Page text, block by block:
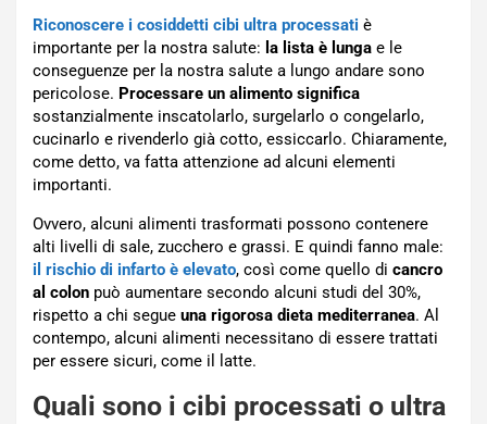
Riconoscere i cosiddetti cibi ultra processati è
importante per la nostra salute: la lista è lunga e le
conseguenze per la nostra salute a lungo andare sono
pericolose. Processare un alimento significa
sostanzialmente inscatolarlo, surgelarlo o congelarlo,
cucinarlo e rivenderlo già cotto, essiccarlo. Chiaramente,
come detto, va fatta attenzione ad alcuni elementi
importanti.
Ovvero, alcuni alimenti trasformati possono contenere
alti livelli di sale, zucchero e grassi. E quindi fanno male:
il rischio di infarto è elevato, così come quello di cancro
al colon può aumentare secondo alcuni studi del 30%,
rispetto a chi segue una rigorosa dieta mediterranea. Al
contempo, alcuni alimenti necessitano di essere trattati
per essere sicuri, come il latte.
Quali sono i cibi processati o ultra